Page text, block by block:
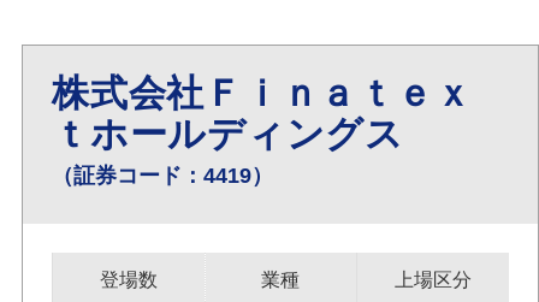
株式会社Ｆｉｎａｔｅｘ
ｔホールディングス
（証券コード：4419）
登場数 業種 上場区分